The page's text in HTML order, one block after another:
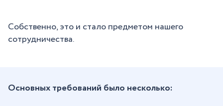
Собственно, это и стало предметом нашего
сотрудничества.
Основных требований было несколько: